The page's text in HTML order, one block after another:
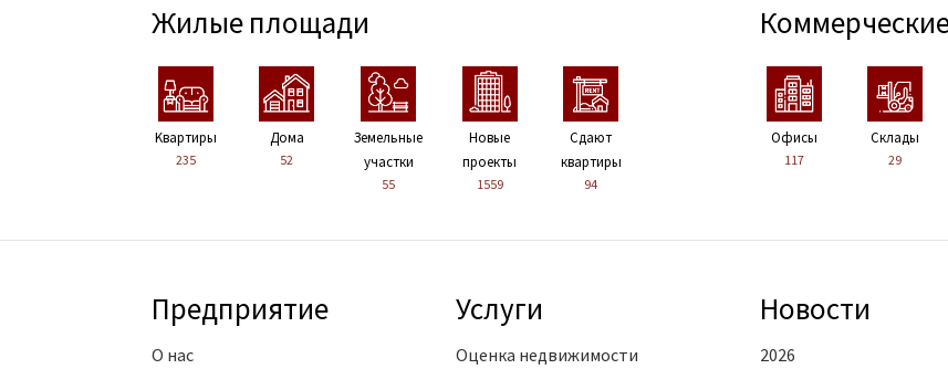
Жилые площади
Kвартиры
235
Дома
52
Земельные
участки
55
Новые
проекты
1559
Сдают
квартиры
94
Офисы
117
Склады
29
Предприятие
О нас
Услуги
Оценка недвижимости
Новости
2026